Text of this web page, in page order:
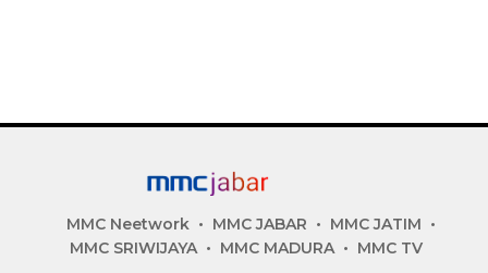
MMC Neetwork MMC JABAR
MMC JATIM
MMC SRIWIJAYA
MMC MADURA MMC TV